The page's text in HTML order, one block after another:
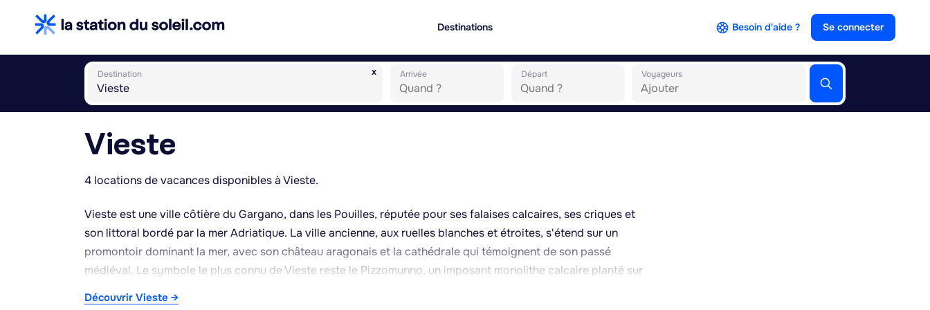
Destinations Besoin d'aide ? Se connecter
x
Destination Arrivée Départ Voyageurs
Vieste
4 locations de vacances disponibles à Vieste.
Vieste est une ville côtière du Gargano, dans les Pouilles, réputée pour ses falaises calcaires, ses criques et
son littoral bordé par la mer Adriatique. La ville ancienne, aux ruelles blanches et étroites, s'étend sur un
promontoir dominant la mer, avec son château aragonais et la cathédrale qui témoignent de son passé
médiéval. Le symbole le plus connu de Vieste reste le Pizzomunno, un imposant monolithe calcaire planté sur
Découvrir Vieste →